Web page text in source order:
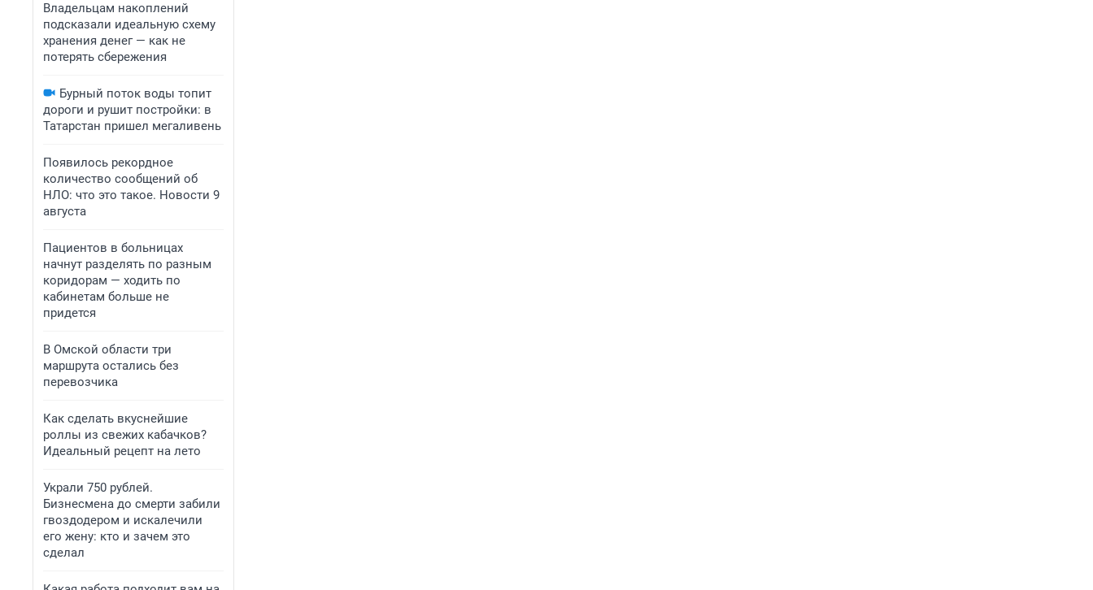
Владельцам накоплений
подсказали идеальную схему
хранения денег — как не
потерять сбережения
Бурный поток воды топит
дороги и рушит постройки: в
Татарстан пришел мегаливень
Появилось рекордное
количество сообщений об
НЛО: что это такое. Новости 9
августа
Пациентов в больницах
начнут разделять по разным
коридорам — ходить по
кабинетам больше не
придется
В Омской области три
маршрута остались без
перевозчика
Как сделать вкуснейшие
роллы из свежих кабачков?
Идеальный рецепт на лето
Украли 750 рублей.
Бизнесмена до смерти забили
гвоздодером и искалечили
его жену: кто и зачем это
сделал